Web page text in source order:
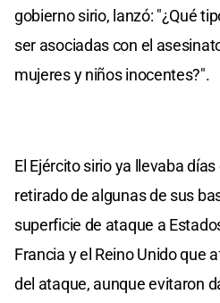
gobierno sirio, lanzó: "¿Qué
ser asociadas con el
mujeres y niños inocentes?".
El Ejército sirio ya llevaba
retirado de algunas de sus
superficie de ataque a
Francia y el Reino Unido que
del ataque, aunque evitaron